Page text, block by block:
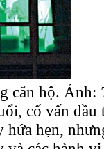
căn hộ. Ảnh:
cố vấn đầu
hẹn,